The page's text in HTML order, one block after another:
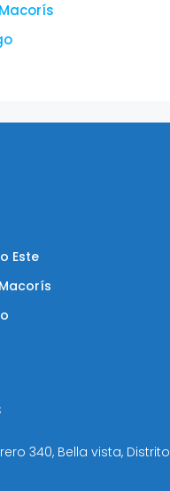
Este
340, Bella vista, Distrito